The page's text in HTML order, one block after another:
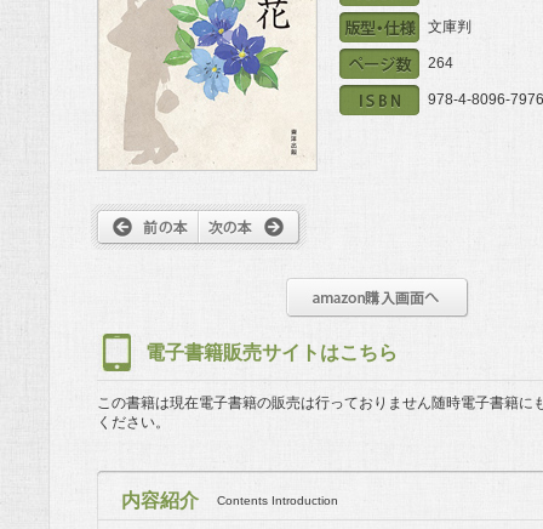
文庫判
264
978-4-8096-
電子書籍販売サイトはこちら
この書籍は現在電子書籍の販売は行っておりません随時電子書籍に
ください。
内容紹介 Contents Introduction